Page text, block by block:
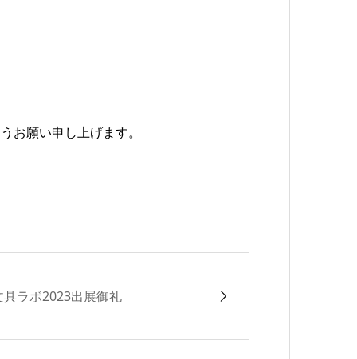
お願い申し上げます。
具ラボ2023出展御礼